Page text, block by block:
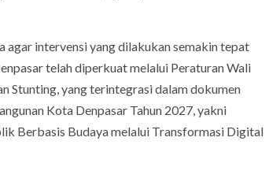
agar intervensi yang dilakukan semakin tepat
telah diperkuat melalui Peraturan Wali
Stunting, yang terintegrasi dalam dokumen
Kota Denpasar Tahun 2027, yakni
Berbasis Budaya melalui Transformasi Digital